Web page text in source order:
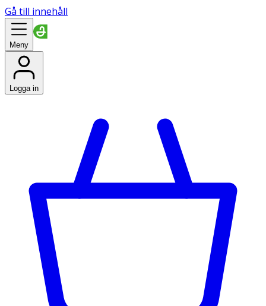
Gå till innehåll
Meny
Logga in